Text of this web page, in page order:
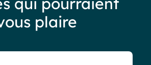
plaire